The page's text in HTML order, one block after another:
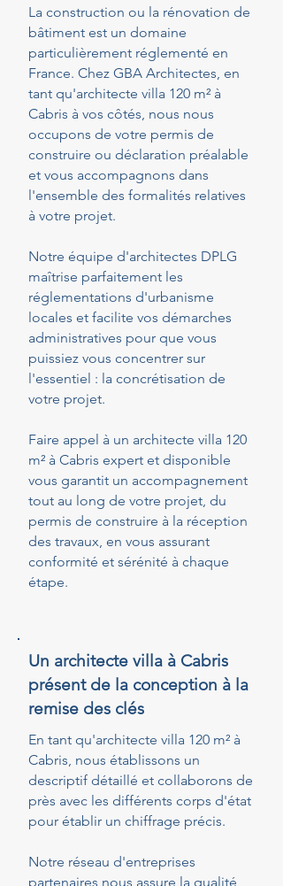
La construction ou la rénovation de
bâtiment est un domaine
particulièrement réglementé en
France. Chez GBA Architectes, en
tant qu'architecte villa 120 m² à
Cabris à vos côtés, nous nous
occupons de votre permis de
construire ou déclaration préalable
et vous accompagnons dans
l'ensemble des formalités relatives
à votre projet.
Notre équipe d'architectes DPLG
maîtrise parfaitement les
réglementations d'urbanisme
locales et facilite vos démarches
administratives pour que vous
puissiez vous concentrer sur
l'essentiel : la concrétisation de
votre projet.
Faire appel à un architecte villa 120
m² à Cabris expert et disponible
vous garantit un accompagnement
tout au long de votre projet, du
permis de construire à la réception
des travaux, en vous assurant
conformité et sérénité à chaque
étape.
Un architecte villa à Cabris
présent de la conception à la
remise des clés
En tant qu'architecte villa 120 m² à
Cabris, nous établissons un
descriptif détaillé et collaborons de
près avec les différents corps d'état
pour établir un chiffrage précis.
Notre réseau d'entreprises
partenaires nous assure la qualité